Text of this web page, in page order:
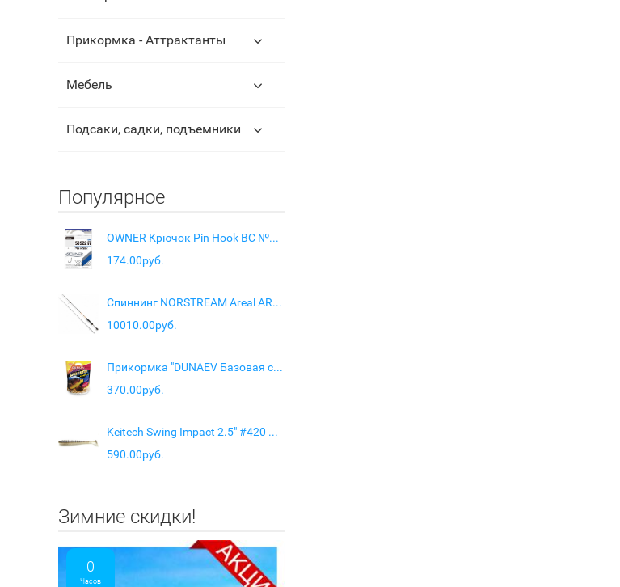
Прикормка - Аттрактанты
Мебель
Подсаки, садки, подъемники
Популярное
OWNER Крючок Pin Hook BC №4 7шт
174.00руб.
Спиннинг NORSTREAM Areal AR-66 L тест 3 - 10 гр
10010.00руб.
Прикормка "DUNAEV Базовая смесь" 2.5кг Универсальная
370.00руб.
Keitech Swing Impact 2.5" #420 Pro Blue Red Pearl
590.00руб.
Зимние скидки!
0
Часов